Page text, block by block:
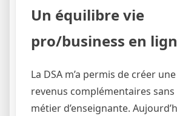
Un équilibre vie
pro/business en
La DSA m’a permis de créer
revenus complémentaires
métier d’enseignante.